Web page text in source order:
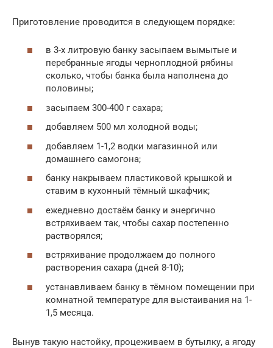
Приготовление проводится в следующем порядке:
в 3-х литровую банку засыпаем вымытые и
перебранные ягоды черноплодной рябины
сколько, чтобы банка была наполнена до
половины;
засыпаем 300-400 г сахара;
добавляем 500 мл холодной воды;
добавляем 1-1,2 водки магазинной или
домашнего самогона;
банку накрываем пластиковой крышкой и
ставим в кухонный тёмный шкафчик;
ежедневно достаём банку и энергично
встряхиваем так, чтобы сахар постепенно
растворялся;
встряхивание продолжаем до полного
растворения сахара (дней 8-10);
устанавливаем банку в тёмном помещении при
комнатной температуре для выстаивания на 1-
1,5 месяца.
Вынув такую настойку, процеживаем в бутылку, а ягоду